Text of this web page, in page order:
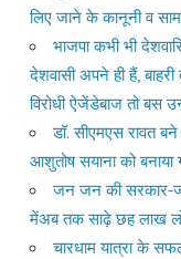
लिए जाने के कानूनी व
भाजपा कभी भी
देशवासी अपने ही हैं,
विरोधी ऐजेंडेबाज तो बस
डॉ. सीएमएस रावत
आशुतोष सयाना को
जन जन की सरकार-
मेंअब तक साढ़े छह लाख
चारधाम यात्रा के